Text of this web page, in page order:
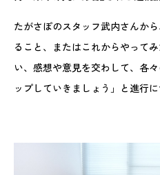
たがさぽのスタッフ武内さんか
ること、またはこれからやって
い、感想や意見を交わして、各
ップしていきましょう」と進行